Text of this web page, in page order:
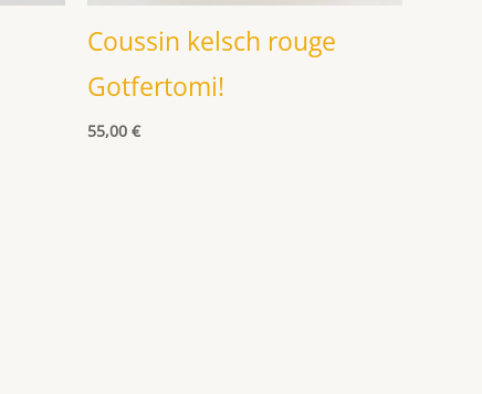
Coussin kelsch rouge
Gotfertomi!
55,00 €